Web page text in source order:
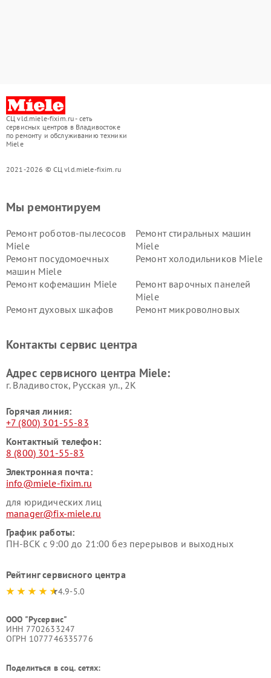
СЦ vld.miele-fixim.ru - сеть
сервисных центров в Владивостоке
по ремонту и обслуживанию техники
Miele
2021-2026 © СЦ vld.miele-fixim.ru
Мы ремонтируем
Ремонт роботов-пылесосов
Miele
Ремонт стиральных машин
Miele
Ремонт посудомоечных
машин Miele
Ремонт холодильников Miele
Ремонт кофемашин Miele
Ремонт варочных панелей
Miele
Ремонт духовых шкафов
Ремонт микроволновых
Miele
Miele
пылесосов Miele
Контакты сервис центра
Адрес сервисного центра Miele:
г. Владивосток, Русская ул., 2К
Горячая линия:
+7 (800) 301-55-83
Контактный телефон:
8 (800) 301-55-83
Электронная почта:
info@miele-fixim.ru
для юридических лиц
manager@fix-miele.ru
График работы:
ПН-ВСК с 9:00 до 21:00 без перерывов и выходных
Рейтинг сервисного центра
4.9-5.0
ООО "Русервис"
ИНН 7702633247
ОГРН 1077746335776
Поделиться в соц. сетях: